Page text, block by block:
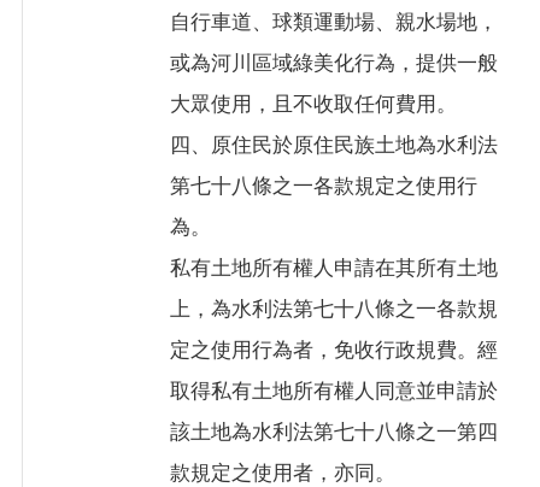
自行車道、球類運動場、親水場地，
或為河川區域綠美化行為，提供一般
大眾使用，且不收取任何費用。
四、原住民於原住民族土地為水利法
第七十八條之一各款規定之使用行
為。
私有土地所有權人申請在其所有土地
上，為水利法第七十八條之一各款規
定之使用行為者，免收行政規費。經
取得私有土地所有權人同意並申請於
該土地為水利法第七十八條之一第四
款規定之使用者，亦同。